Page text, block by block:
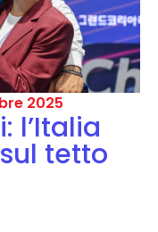
2025
l’Italia
tetto